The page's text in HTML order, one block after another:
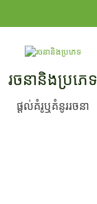
រចនានិងប្រភេទ
ផ្តល់គំរូឬគំនូររចនា